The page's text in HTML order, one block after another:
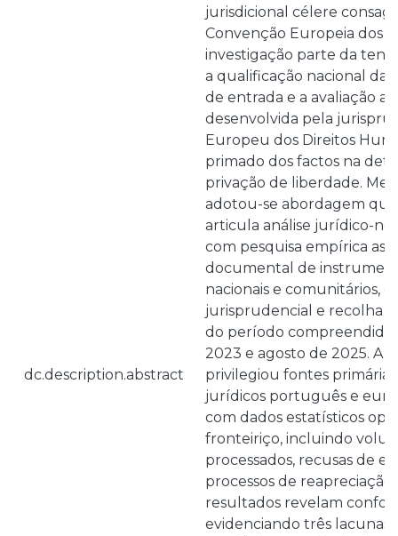
dc.description.abstract
jurisdicional célere
Convenção Europeia dos
investigação parte da
a qualificação nacional
de entrada e a avaliação
desenvolvida pela
Europeu dos Direitos
primado dos factos na
privação de liberdade.
adotou-se abordagem
articula análise jurídico-
com pesquisa empírica
documental de
nacionais e comunitários,
jurisprudencial e recolha
do período
2023 e agosto de 2025. A
privilegiou fontes
jurídicos português e
com dados estatísticos
fronteiriço, incluindo
processados, recusas de
processos de reapreciação
resultados revelam
evidenciando três lacunas